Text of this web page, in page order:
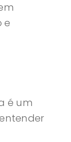
e
é um